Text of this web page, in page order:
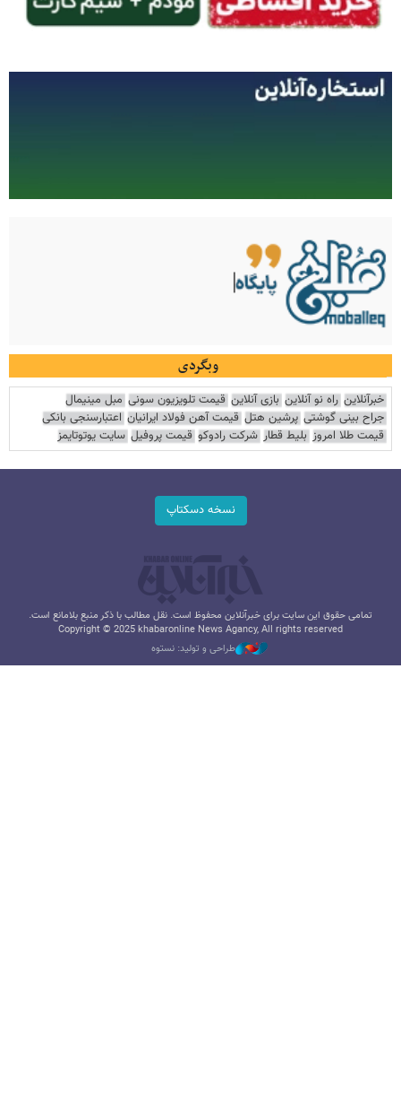
وبگردی
خبرآنلاین راه نو آنلاین بازی آنلاین قیمت تلویزیون سونی مبل مینیمال
جراح بینی گوشتی پرشین هتل قیمت آهن فولاد ایرانیان اعتبارسنجی بانکی
قیمت طلا امروز بلیط قطار شرکت رادوکو قیمت پروفیل سایت یوتوتایمز
نسخه دسکتاپ
تمامی حقوق این سایت برای خبرآنلاین محفوظ است. نقل مطالب با ذکر منبع بلامانع است.
Copyright © 2025 khabaronline News Agancy, All rights reserved
طراحی و تولید: نستوه